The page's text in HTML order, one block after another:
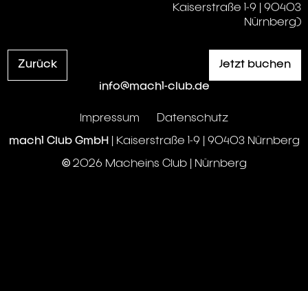
Kaiserstraße 1-9 | 90403
Nürnberg)
Zurück Jetzt buchen
info@mach1-club.de
Impressum Datenschutz
mach1 Club GmbH | Kaiserstraße 1-9 | 90403 Nürnberg
© 2026 Macheins Club | Nürnberg